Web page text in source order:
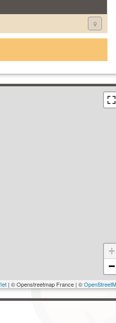
+
−
| © Openstreetmap France | ©